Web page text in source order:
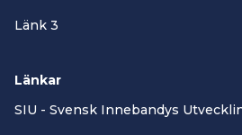
Länk 3
Länkar
SIU - Svensk Innebandys